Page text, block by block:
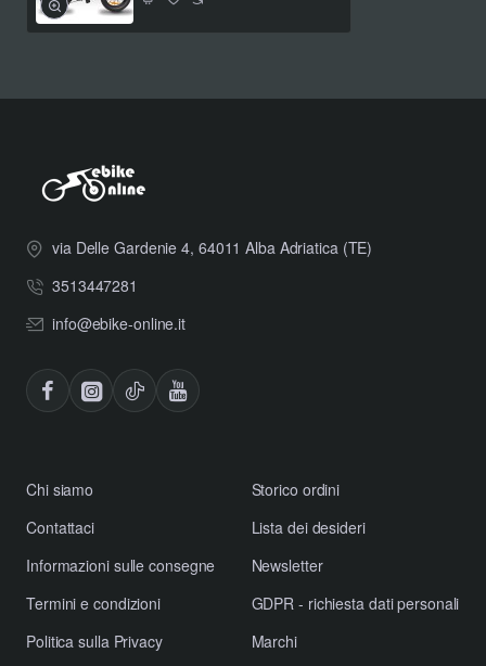
Elettronica Avanzata:Gestisci la tua esperienza di
Performance 48V:
Motore Brushless da 250W
rispetto ai sistemi standard, ideale per affrontare
pendenze impegnative senza sforzo.
confreni a disco idraulici
millimetrica e potente con il minimo sforzo sulla leva,
fondamentale per gestire la trazione delle gomme fat in
ogni condizione climatica.
attiva l'ammortizzazione per il massimo comfort sullo
sterrato o bloccala per una spinta più rigida ed efficace
sull'asfalto fluido.
Perché scegliere il modello TRK Saturn?
Versatilità "All-Terrain": Grazie alle iconiche gomme
via Delle Gardenie 4, 64011 Alba Adriatica (TE)
3513447281
info@ebike-online.it
Chi siamo
Contattaci
Informazioni sulle consegne
Termini e condizioni
Politica sulla Privacy
Storico ordini
Lista dei desideri
Newsletter
GDPR - richiesta dati personali
Marchi